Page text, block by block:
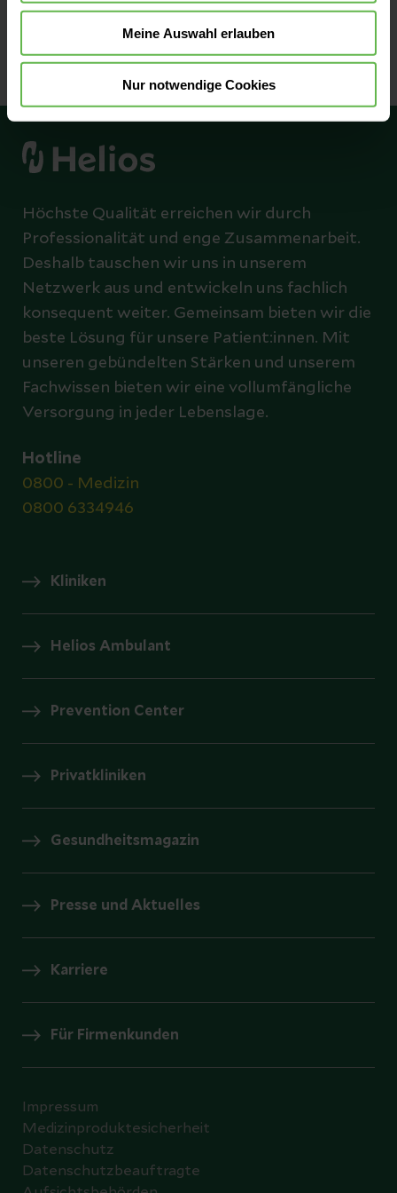
Meine Auswahl erlauben
Nur notwendige Cookies
Höchste Qualität erreichen wir durch
Professionalität und enge Zusammenarbeit.
Deshalb tauschen wir uns in unserem
Netzwerk aus und entwickeln uns fachlich
konsequent weiter. Gemeinsam bieten wir die
beste Lösung für unsere Patient:innen. Mit
unseren gebündelten Stärken und unserem
Fachwissen bieten wir eine vollumfängliche
Versorgung in jeder Lebenslage.
Hotline
0800 - Medizin
0800 6334946
Kliniken
Helios Ambulant
Prevention Center
Privatkliniken
Gesundheitsmagazin
Presse und Aktuelles
Karriere
Für Firmenkunden
Impressum
Medizinproduktesicherheit
Datenschutz
Datenschutzbeauftragte